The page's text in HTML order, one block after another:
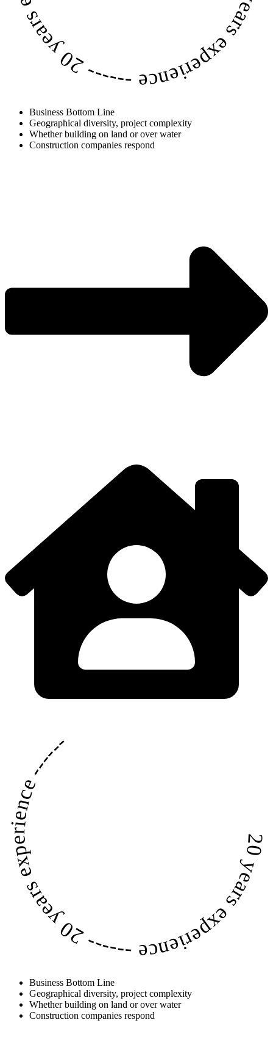
20 years experience
------
Business Bottom Line
Geographical diversity, project complexity
Whether building on land or over water
Construction companies respond
20 years experience
------
20 years experience ------
Business Bottom Line
Geographical diversity, project complexity
Whether building on land or over water
Construction companies respond